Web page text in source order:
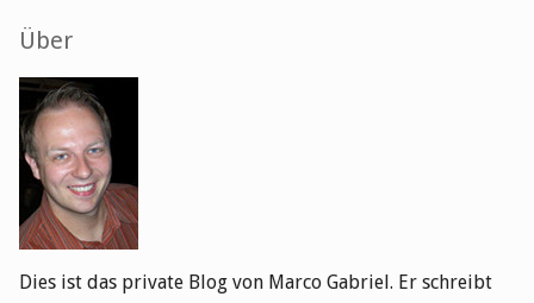
Seitenleiste
Über
Dies ist das private Blog von Marco Gabriel. Er schreibt